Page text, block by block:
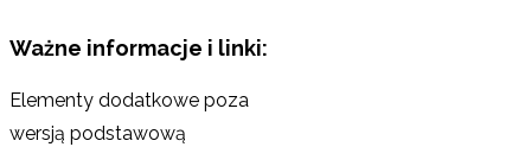
Ważne informacje i linki:
Elementy dodatkowe poza
wersją podstawową